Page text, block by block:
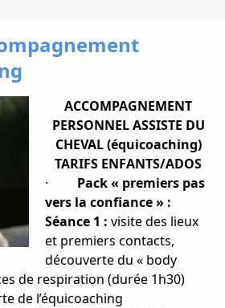
ACCOMPAGNEMENT
PERSONNEL ASSISTE DU
CHEVAL (équicoaching)
TARIFS ENFANTS/ADOS
· Pack « premiers pas
vers la confiance » :
Séance 1 : visite des lieux
et premiers contacts,
découverte du « body
de respiration (durée 1h30)
de l’équicoaching